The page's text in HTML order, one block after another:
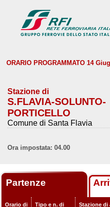
ORARIO PROGRAMMATO 14
Stazione di
S.FLAVIA-SOLUNTO-
PORTICELLO
Comune di Santa Flavia
Ora impostata: 04.00
Partenze
Orario di
Tipo e n. di
Stazione di